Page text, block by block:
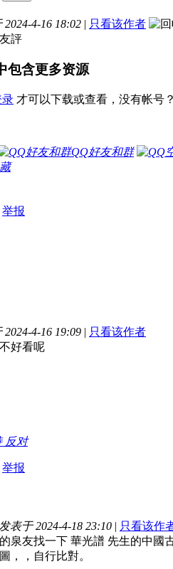
2024-4-16 18:02 | 只看该作者
評
包含更多资源
录 才可以下载或查看，没有帐号
QQ好友和群
举报
2024-4-16 19:09 | 只看该作者
好看呢
反对
举报
发表于 2024-4-18 23:10 | 只看该作
友找一下 華光譜 先生的中國
，，自行比對。